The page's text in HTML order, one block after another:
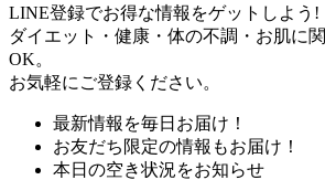
LINE登録でお得な情報をゲットしよう!
ダイエット・健康・体の不調・お肌に
OK。
お気軽にご登録ください。
最新情報を毎日お届け！
お友だち限定の情報もお届け！
本日の空き状況をお知らせ